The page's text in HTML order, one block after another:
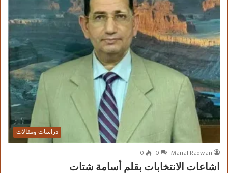
دراسات ومقالات
Manal Radwan
0
0
اشاعات الانتخابات بقلم أسامة شتات